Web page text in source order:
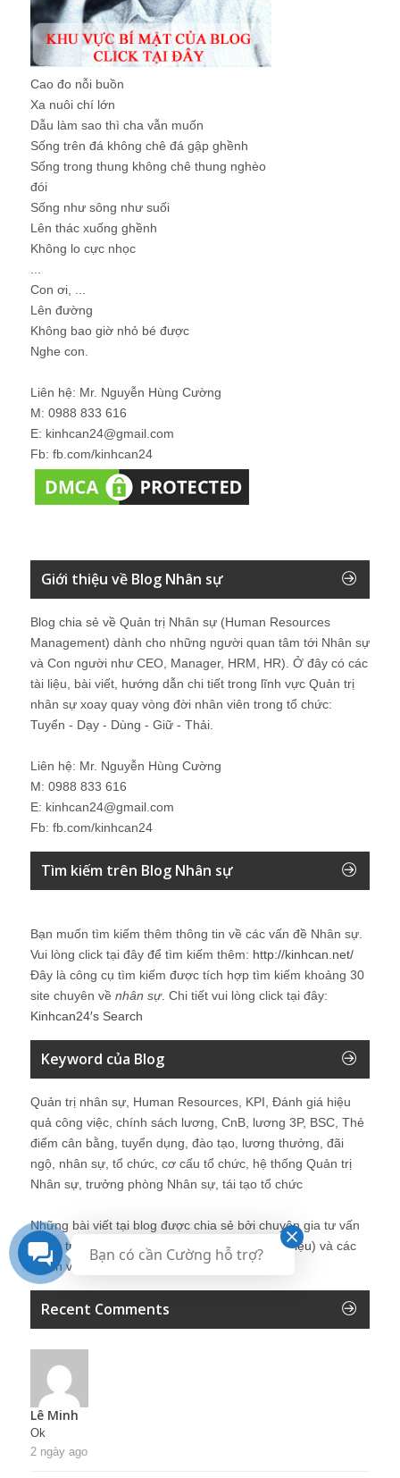
Cao đo nỗi buồn
Xa nuôi chí lớn
Dẫu làm sao thì cha vẫn muốn
Sống trên đá không chê đá gập ghềnh
Sống trong thung không chê thung nghèo
đói
Sống như sông như suối
Lên thác xuống ghềnh
Không lo cực nhọc
Con ơi, ...
Lên đường
Không bao giờ nhỏ bé được
Nghe con.
Liên hệ: Mr. Nguyễn Hùng Cường
M: 0988 833 616
E: kinhcan24@gmail.com
Fb: fb.com/kinhcan24
Giới thiệu về Blog Nhân sự
Blog chia sẻ về Quản trị Nhân sự (Human Resources
Management) dành cho những người quan tâm tới Nhân sự
và Con người như CEO, Manager, HRM, HR). Ở đây có các
tài liệu, bài viết, hướng dẫn chi tiết trong lĩnh vực Quản trị
nhân sự xoay quay vòng đời nhân viên trong tổ chức:
Tuyển - Dạy - Dùng - Giữ - Thải.
Liên hệ: Mr. Nguyễn Hùng Cường
M: 0988 833 616
E: kinhcan24@gmail.com
Fb: fb.com/kinhcan24
Tìm kiếm trên Blog Nhân sự
Bạn muốn tìm kiếm thêm thông tin về các vấn đề Nhân sự
Vui lòng click tại đây để tìm kiếm thêm: http://kinhcan.net/
Đây là công cụ tìm kiếm được tích hợp tìm kiếm khoảng 30
site chuyên về nhân sự. Chi tiết vui lòng click tại đây:
Kinhcan24′s Search
Keyword của Blog
Quản trị nhân sự, Human Resources, KPI, Đánh giá hiệu
quả công việc, chính sách lương, CnB, lương 3P, BSC, Thẻ
điểm cân bằng, tuyển dụng, đào tạo, lương thưởng, đãi
ngộ, nhân sự, tổ chức, cơ cấu tổ chức, hệ thống Quản trị
Nhân sự, trưởng phòng Nhân sự, tái tạo tổ chức
Những bài viết tại blog được chia sẻ bởi chuyên gia tư vấn
Quản trị Nhân sự Nguyễn Hùng Cường (
giới thiệu) và các
thành viên khác trong cộng đồng Nhân sự.
Recent Comments
Lê Minh
Ok
2 ngày ago
Bạn có cần Cường hỗ trợ?